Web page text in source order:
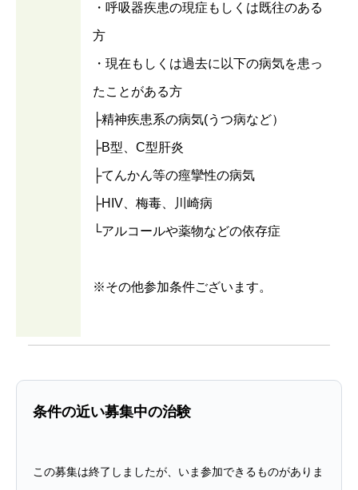
・呼吸器疾患の現症もしくは既往のある
方
・現在もしくは過去に以下の病気を患っ
たことがある方
├精神疾患系の病気(うつ病など）
├B型、C型肝炎
├てんかん等の痙攣性の病気
├HIV、梅毒、川崎病
└アルコールや薬物などの依存症
※その他参加条件ございます。
条件の近い募集中の治験
この募集は終了しましたが、いま参加できるものがありま